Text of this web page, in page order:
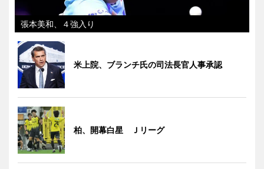
張本美和、４強入り
米上院、ブランチ氏の司法長官人事承認
柏、開幕白星 Ｊリーグ